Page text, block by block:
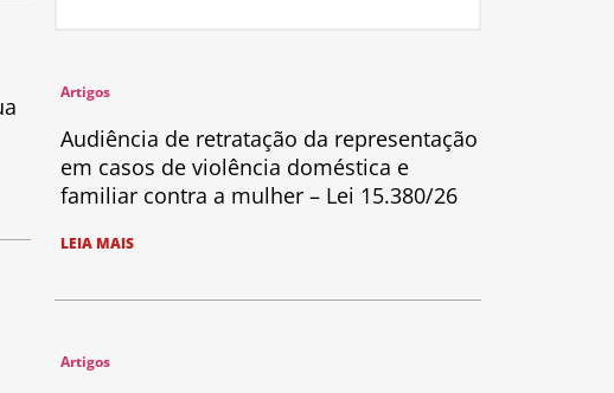
Artigos
Audiência de retratação da representação
em casos de violência doméstica e
familiar contra a mulher – Lei 15.380/26
LEIA MAIS
Artigos